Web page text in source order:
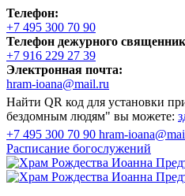
Телефон:
+7 495 300 70 90
Телефон дежурного
+7 916 229 27 39
Электронная почта:
hram-ioana@mail.ru
Найти QR код для установки
бездомным людям" вы можете:
+7 495 300 70 90 hram-
Расписание богослужений